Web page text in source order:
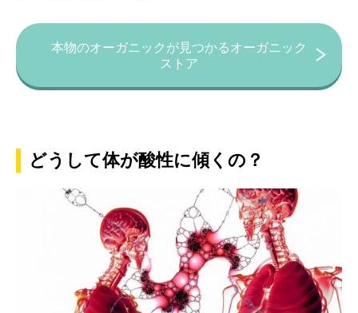
本物のオーガニックが見つかるオーガニック
ストア
どうして体が酸性に傾くの？